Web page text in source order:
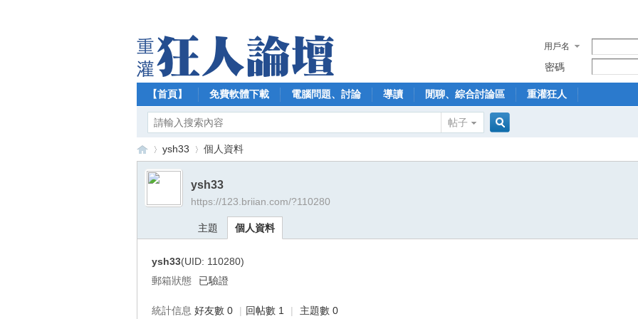
用戶名
密碼
【首頁】 免費軟體下載 電腦問題、討論 導讀 閒聊、綜合討論區 重灌狂人
帖子
›
ysh33 個人資料
ysh33
https://123.briian.com/?110280
主題 個人資料
ysh33(UID: 110280)
郵箱狀態
已驗證
統計信息 好友數 0 | 回帖數 1 | 主題數 0